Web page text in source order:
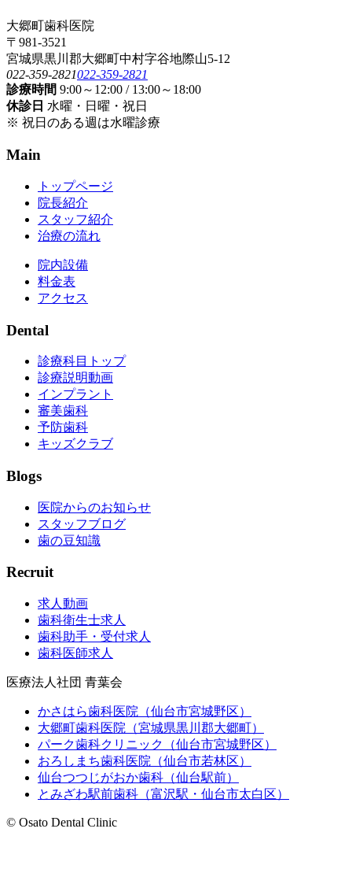
大郷町歯科医院
〒981-3521
宮城県黒川郡大郷町中村字谷地際山5-12
022-359-2821022-359-2821
診療時間 9:00～12:00 / 13:00～18:00
休診日 水曜・日曜・祝日
※ 祝日のある週は水曜診療
Main
トップページ
院長紹介
スタッフ紹介
治療の流れ
院内設備
料金表
アクセス
Dental
診療科目トップ
診療説明動画
インプラント
審美歯科
予防歯科
キッズクラブ
Blogs
医院からのお知らせ
スタッフブログ
歯の豆知識
Recruit
求人動画
歯科衛生士求人
歯科助手・受付求人
歯科医師求人
医療法人社団 青葉会
かさはら歯科医院（仙台市宮城野区）
大郷町歯科医院（宮城県黒川郡大郷町）
パーク歯科クリニック（仙台市宮城野区）
おろしまち歯科医院（仙台市若林区）
仙台つつじがおか歯科（仙台駅前）
とみざわ駅前歯科（富沢駅・仙台市太白区）
© Osato Dental Clinic